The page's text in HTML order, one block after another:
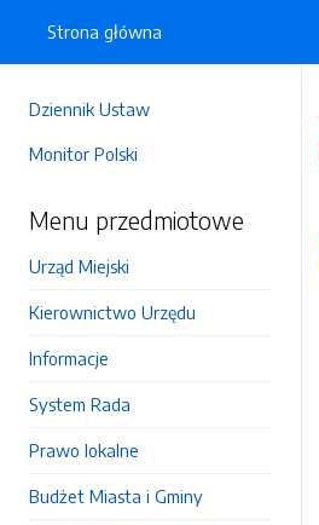
Dziennik Ustaw
Monitor Polski
Menu przedmiotowe
Urząd Miejski
Kierownictwo Urzędu
Informacje
System Rada
Prawo lokalne
Budżet Miasta i Gminy
Strona główna